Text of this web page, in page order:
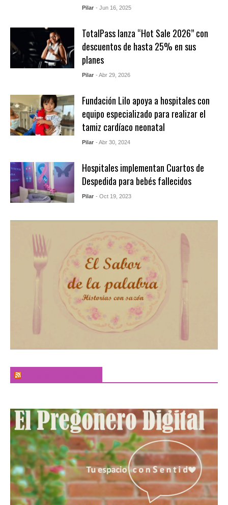
Pilar - Jun 16, 2025
TotalPass lanza “Hot Sale 2026” con
descuentos de hasta 25% en sus
planes
Pilar - Abr 29, 2026
Fundación Lilo apoya a hospitales con
equipo especializado para realizar el
tamiz cardíaco neonatal
Pilar - Abr 30, 2024
Hospitales implementan Cuartos de
Despedida para bebés fallecidos
Pilar - Oct 19, 2023